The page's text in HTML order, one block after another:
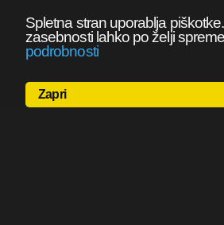
Spletna stran uporablja
zasebnosti lahko po želji
podrobnosti
Zapri